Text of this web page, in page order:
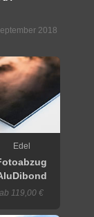
2018
Edel
ab 119,00 €